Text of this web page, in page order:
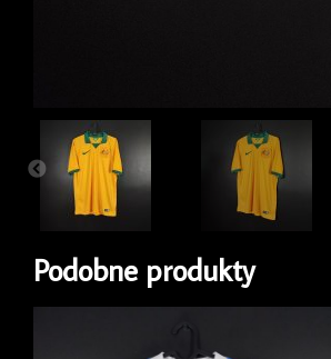
Podobne produkty